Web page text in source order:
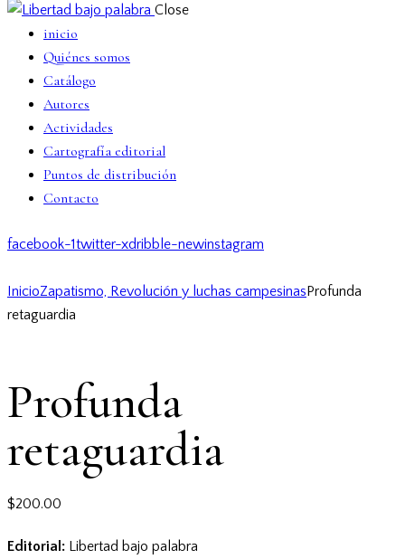
Close
inicio
Quiénes somos
Catálogo
Autores
Actividades
Cartografía editorial
Puntos de distribución
Contacto
facebook-1twitter-xdribble-newinstagram
InicioZapatismo, Revolución y luchas campesinasProfunda
retaguardia
Profunda
retaguardia
$200.00
Editorial: Libertad bajo palabra